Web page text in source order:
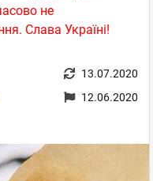
не
Слава Україні!
13.07.2020
12.06.2020